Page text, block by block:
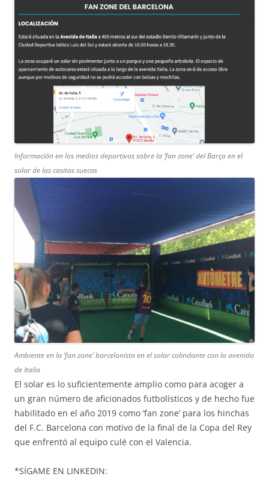
Información en los medios deportivos sobre la ‘fan zone’ del Barça en el
solar de las casitas suecas
Ambiente en la ‘fan zone’ barcelonista en el solar colindante con la avenida
de Italia
El solar es lo suficientemente amplio como para acoger a
un gran número de aficionados futbolísticos y de hecho fue
habilitado en el año 2019 como ‘fan zone’ para los hinchas
del F.C. Barcelona con motivo de la final de la Copa del Rey
que enfrentó al equipo culé con el Valencia.
*SÍGAME EN LINKEDIN: